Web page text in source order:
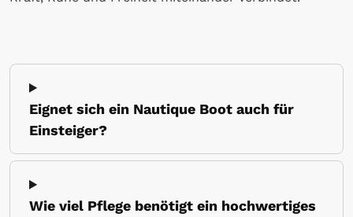
Eignet sich ein Nautique Boot auch für
Einsteiger?
Wie viel Pflege benötigt ein hochwertiges